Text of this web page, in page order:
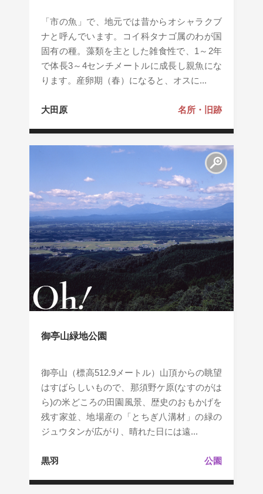
「市の魚」で、地元では昔からオシャラクブ
ナと呼んでいます。コイ科タナゴ属のわが国
固有の種。藻類を主とした雑食性で、1～2年
で体長3～4センチメートルに成長し親魚にな
ります。産卵期（春）になると、オスに...
大田原 名所・旧跡
御亭山緑地公園
御亭山（標高512.9メートル）山頂からの眺望
はすばらしいもので、那須野ケ原(なすのがは
ら)の米どころの田園風景、歴史のおもかげを
残す家並、地場産の「とちぎ八溝材」の緑の
ジュウタンが広がり、晴れた日には遠...
黒羽 公園